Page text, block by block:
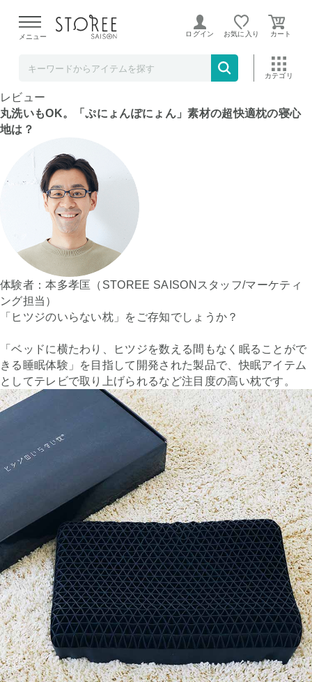
よる配送遅延が発生しております。
メニュー ログイン お気に入り
目玉品 新商品
レビュー
丸洗いもOK。「ぷにょんぽにょん」素材の超快適枕の寝心
地は？
体験者：本多孝匡（STOREE SAISONスタッフ/マーケティ
ング担当）
「ヒツジのいらない枕」をご存知でしょうか？
「ベッドに横たわり、ヒツジを数える間もなく眠ることがで
きる睡眠体験」を目指して開発された製品で、快眠アイテム
としてテレビで取り上げられるなど注目度の高い枕です。